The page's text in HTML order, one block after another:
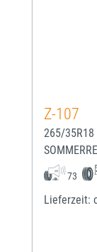
Z-107
265/35R18
73
Lieferzeit: